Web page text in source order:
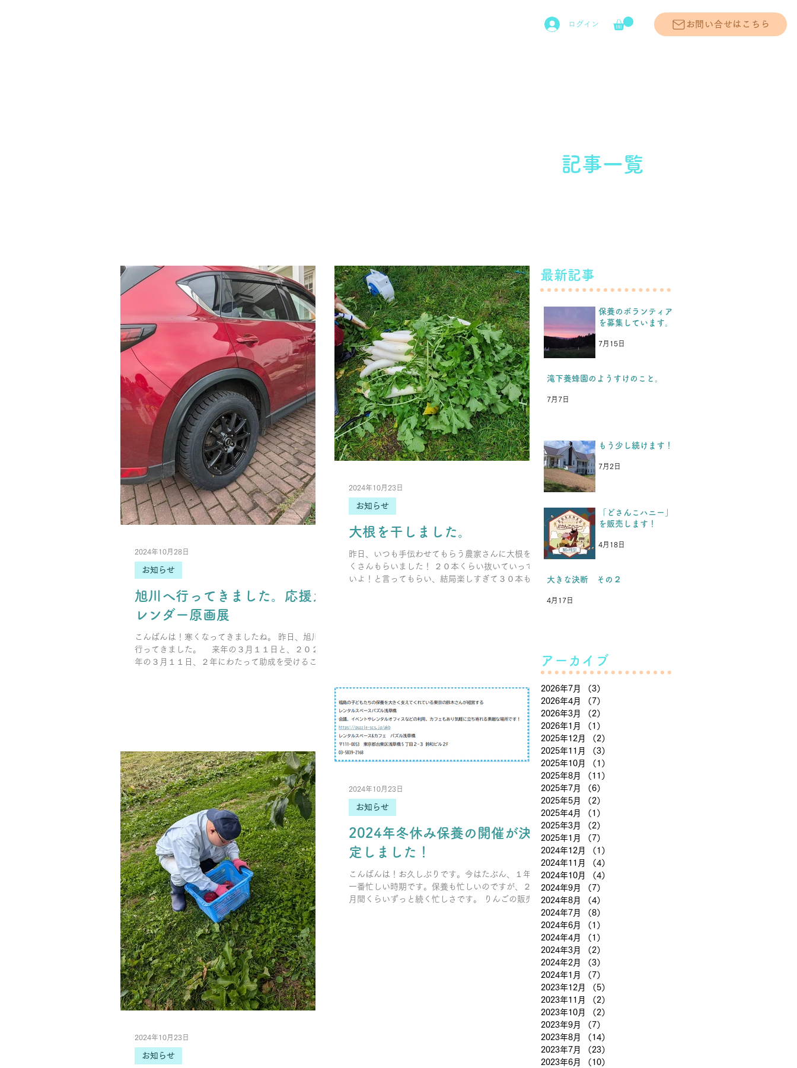
ログイン お問い合せはこちら
記事一覧
旭川へ行ってきました。応援カ
レンダー原画展
こんばんは！寒くなってきましたね。 昨日、旭川へ
行ってきました。 来年の３月１１日と、２０２６
年の３月１１日、２年にわたって助成を受けること
お知らせ
2024年10月28日
大根を干しました。
昨日、いつも手伝わせてもらう農家さんに大根をた
くさんもらいました！ ２０本くらい抜いていってい
いよ！と言ってもらい、結局楽しすぎて３０本も(強
お知らせ
2024年10月23日
お知らせ
2024年10月23日
2024年冬休み保養の開催が決
定しました！
こんばんは！お久しぶりです。今はたぶん、１年で
一番忙しい時期です。保養も忙しいのですが、２カ
月間くらいずっと続く忙しさです。 りんごの販売の
お知らせ
2024年10月23日
最 新 記 事
最新記事
保養のボランティア
を募集しています。
7月15日
滝下養蜂園のようすけのこと。
7月7日
もう少し続けます！
7月2日
「どさんこハニー」
を販売します！
4月18日
大きな決断 その２
4月17日
アーカイブ
2026年7月 （3）
2026年4月
（7）
2026年3月
（2）
2026年1月
（1）
2025年12月
（2）
2025年11月
（3）
2025年10月
（1）
2025年8月
（11）
2025年7月
（6）
2025年5月
（2）
2025年4月
（1）
2025年3月
（2）
2025年1月
（7）
2024年12月
（1）
2024年11月
（4）
2024年10月
（4）
2024年9月
（7）
2024年8月
（4）
2024年7月
（8）
2024年6月
（1）
2024年4月
（1）
2024年3月
（2）
2024年2月
（3）
2024年1月
（7）
2023年12月
（5）
2023年11月
（2）
2023年10月
（2）
2023年9月
（7）
2023年8月
（14）
2023年7月
（23）
2023年6月
（10）